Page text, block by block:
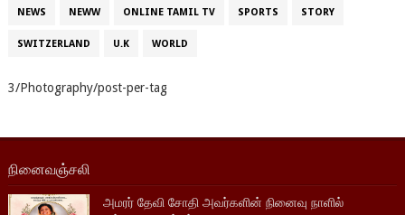
NEWS NEWW ONLINE TAMIL TV SPORTS STORY
SWITZERLAND U.K WORLD
3/Photography/post-per-tag
நினைவஞ்சலி
அமரர் தேவி சோதி அவர்களின் நினைவு நாளில்